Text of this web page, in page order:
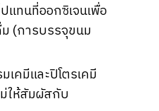
ปแทนที่ออกซิเจนเพื่อ
(การบรรจุขนม
เคมีและปิโตรเคมี
ม่ให้สัมผัสกับ